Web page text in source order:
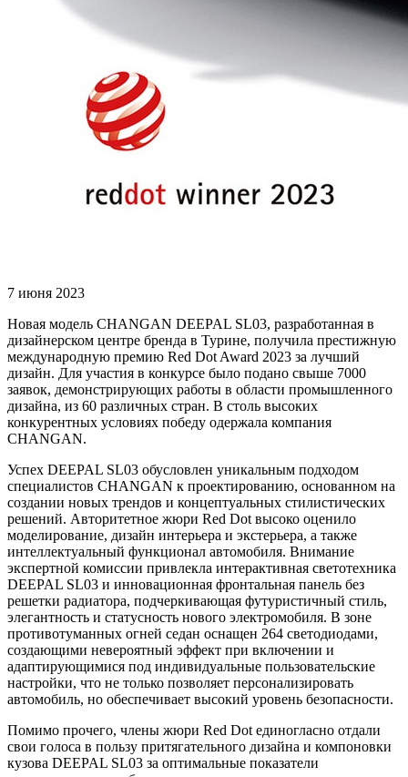
7 июня 2023
Новая модель CHANGAN DEEPAL SL03, разработанная в
дизайнерском центре бренда в Турине, получила престижную
международную премию Red Dot Award 2023 за лучший
дизайн. Для участия в конкурсе было подано свыше 7000
заявок, демонстрирующих работы в области промышленного
дизайна, из 60 различных стран. В столь высоких
конкурентных условиях победу одержала компания
CHANGAN.
Успех DEEPAL SL03 обусловлен уникальным подходом
специалистов CHANGAN к проектированию, основанном на
создании новых трендов и концептуальных стилистических
решений. Авторитетное жюри Red Dot высоко оценило
моделирование, дизайн интерьера и экстерьера, а также
интеллектуальный функционал автомобиля. Внимание
экспертной комиссии привлекла интерактивная светотехника
DEEPAL SL03 и инновационная фронтальная панель без
решетки радиатора, подчеркивающая футуристичный стиль,
элегантность и статусность нового электромобиля. В зоне
противотуманных огней седан оснащен 264 светодиодами,
создающими невероятный эффект при включении и
адаптирующимися под индивидуальные пользовательские
настройки, что не только позволяет персонализировать
автомобиль, но обеспечивает высокий уровень безопасности.
Помимо прочего, члены жюри Red Dot единогласно отдали
свои голоса в пользу притягательного дизайна и компоновки
кузова DEEPAL SL03 за оптимальные показатели